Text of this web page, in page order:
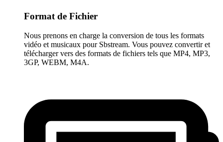
Format de Fichier
Nous prenons en charge la conversion de tous les formats
vidéo et musicaux pour Sbstream. Vous pouvez convertir et
télécharger vers des formats de fichiers tels que MP4, MP3,
3GP, WEBM, M4A.